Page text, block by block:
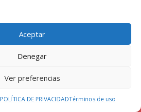
Aceptar
Denegar
Ver preferencias
POLÍTICA DE PRIVACIDADTérminos de uso
en caso de problemas con la
electrodoméstico?
con la reparación, puedes
ayudarte a resolver cualquier